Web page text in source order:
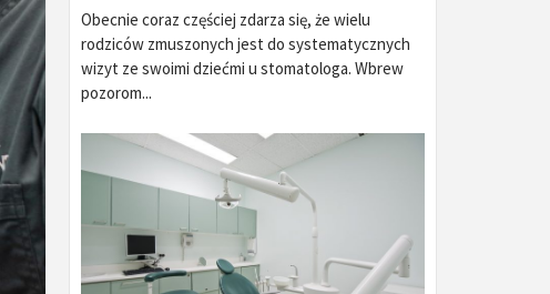
Obecnie coraz częściej zdarza się, że wielu
rodziców zmuszonych jest do systematycznych
wizyt ze swoimi dziećmi u stomatologa. Wbrew
pozorom...